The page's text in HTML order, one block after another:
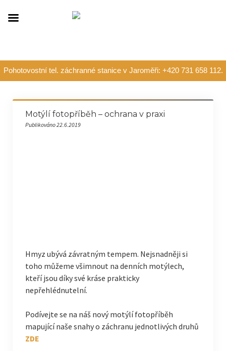
Pohotovostní tel. záchranné stanice v Jaroměři: +420 731 658 112.
Motýlí fotopříběh – ochrana v praxi
Publikováno 22.6.2019
Hmyz ubývá závratným tempem. Nejsnadněji si
toho můžeme všimnout na denních motýlech,
kteří jsou díky své kráse prakticky
nepřehlédnutelní.
Podívejte se na náš nový motýlí fotopříběh
mapující naše snahy o záchranu jednotlivých druhů
ZDE